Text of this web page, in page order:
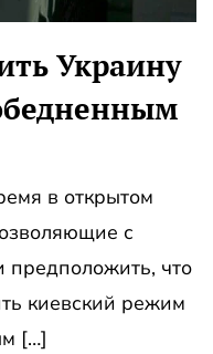
Украину
в открытом
с
предположить, что
киевский режим
[…]